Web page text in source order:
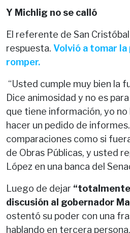
Y Michlig no se calló
El referente de San
respuesta. Volvió a tomar
romper.
“Usted cumple muy bien la
Dice animosidad y no es
que tiene información, yo
hacer un pedido de
comparaciones como si
de Obras Públicas, y usted
López en una banca del
Luego de dejar
discusión al gobernador
ostentó su poder con una
hablando en tercera persona.